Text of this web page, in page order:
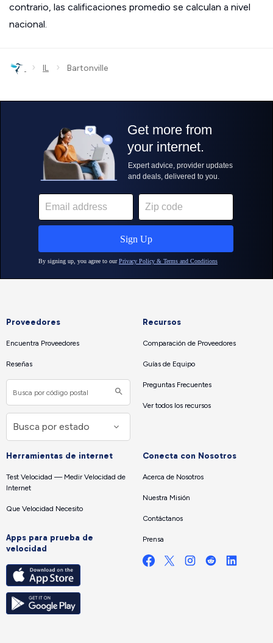
contrario, las calificaciones promedio se calculan a nivel
nacional.
› IL › Bartonville
Proveedores
Encuentra Proveedores
Reseñas
Recursos
Comparación de Proveedores
Guías de Equipo
Preguntas Frecuentes
Ver todos los recursos
Herramientas de internet
Test Velocidad — Medir Velocidad de
Internet
Que Velocidad Necesito
Apps para prueba de
velocidad
Conecta con Nosotros
Acerca de Nosotros
Nuestra Misión
Contáctanos
Prensa